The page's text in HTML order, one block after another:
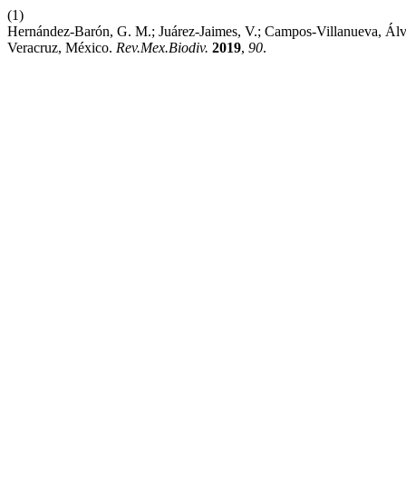
(1)
Hernández-Barón, G. M.; Juárez-Jaimes, V.; Campos-Villanueva,
Veracruz, México. Rev.Mex.Biodiv. 2019, 90.